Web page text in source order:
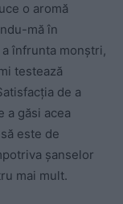
o aromă
mă în
înfrunta monștri,
testează
de a
a găsi acea
este de
șanselor
mai mult.